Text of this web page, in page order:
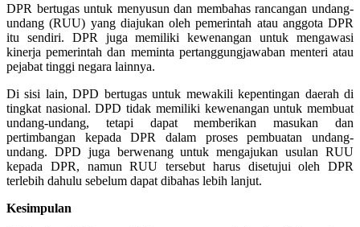
DPR bertugas untuk menyusun dan membahas rancangan undang-
undang (RUU) yang diajukan oleh pemerintah atau anggota DPR
itu sendiri. DPR juga memiliki kewenangan untuk mengawasi
kinerja pemerintah dan meminta pertanggungjawaban menteri atau
pejabat tinggi negara lainnya.
Di sisi lain, DPD bertugas untuk mewakili kepentingan daerah di
tingkat nasional. DPD tidak memiliki kewenangan untuk membuat
undang-undang, tetapi dapat memberikan masukan dan
pertimbangan kepada DPR dalam proses pembuatan undang-
undang. DPD juga berwenang untuk mengajukan usulan RUU
kepada DPR, namun RUU tersebut harus disetujui oleh DPR
terlebih dahulu sebelum dapat dibahas lebih lanjut.
Kesimpulan